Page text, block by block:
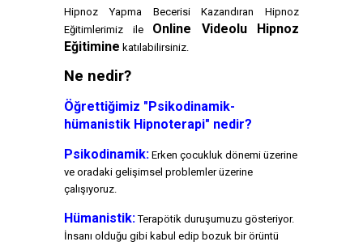
Hipnoz Yapma Becerisi Kazandıran Hipnoz
Eğitimlerimiz ile Online Videolu Hipnoz
Eğitimine katılabilirsiniz.
Ne nedir?
Öğrettiğimiz "Psikodinamik-
hümanistik Hipnoterapi" nedir?
Psikodinamik: Erken çocukluk dönemi üzerine
ve oradaki gelişimsel problemler üzerine
çalışıyoruz.
Hümanistik: Terapötik duruşumuzu gösteriyor.
İnsanı olduğu gibi kabul edip bozuk bir örüntü